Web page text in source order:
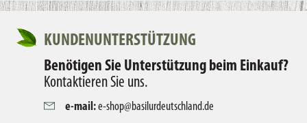
KUNDENUNTERSTÜTZUNG
Benötigen Sie Unterstützung beim Einkauf?
Kontaktieren Sie uns.
e-mail:e-shop@basilurdeutschland.de